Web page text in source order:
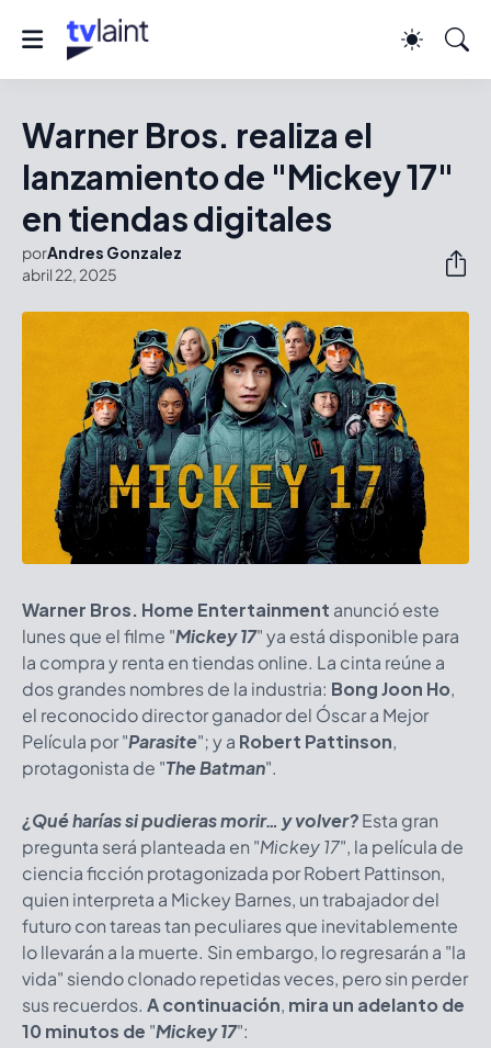
Warner Bros. realiza el
lanzamiento de "Mickey 17"
en tiendas digitales
porAndres Gonzalez
abril 22, 2025
Warner Bros. Home Entertainment anunció este
lunes que el filme "Mickey 17" ya está disponible para
la compra y renta en tiendas online. La cinta reúne a
dos grandes nombres de la industria: Bong Joon Ho,
el reconocido director ganador del Óscar a Mejor
Película por "Parasite"; y a Robert Pattinson,
protagonista de "TheBatman".
¿Qué harías si pudieras morir… y volver?Esta gran
pregunta será planteada en "Mickey 17", la película de
ciencia ficción protagonizada por Robert Pattinson,
quien interpreta a Mickey Barnes, un trabajador del
futuro con tareas tan peculiares que inevitablemente
lo llevarán a la muerte. Sin embargo, lo regresarán a "la
vida" siendo clonado repetidas veces, pero sin perder
sus recuerdos. A continuación, mira un adelanto de
10 minutos de "Mickey 17":